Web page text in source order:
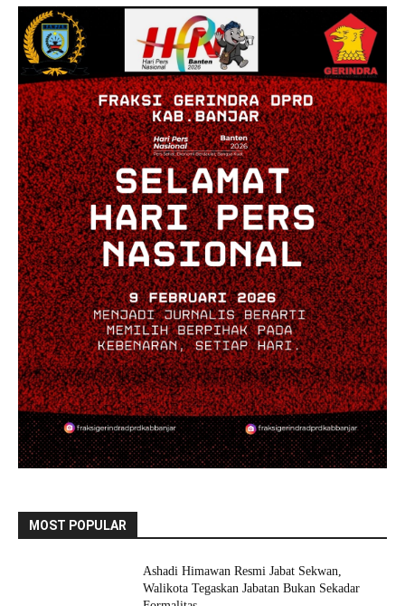
MOST POPULAR
Ashadi Himawan Resmi Jabat Sekwan,
Walikota Tegaskan Jabatan Bukan Sekadar